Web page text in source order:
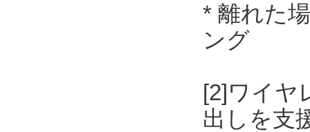
* 離れた
ング
[2]ワイヤ
出しを支